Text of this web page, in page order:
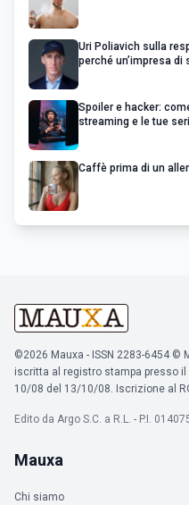
Uri Poliavich sulla
perché un’impresa
Spoiler e hacker:
streaming e le tue
Caffè prima di un
©2026 Mauxa - ISSN 2283-6454
iscritta al registro stampa presso
10/08 del 13/10/08. Iscrizione al
Edito da Argo S.C. a R.L. - P.I.
Mauxa
Chi siamo